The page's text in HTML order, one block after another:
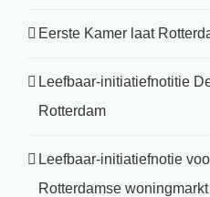
Eerste Kamer laat
Leefbaar-initiatiefnotitie
Rotterdam
Leefbaar-initiatiefnotie
Rotterdamse woningmarkt